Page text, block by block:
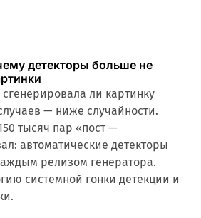
детекторы больше не
ли картинку
— ниже случайности.
тысяч пар «пост —
автоматические детекторы
релизом генератора.
системной гонки детекции и